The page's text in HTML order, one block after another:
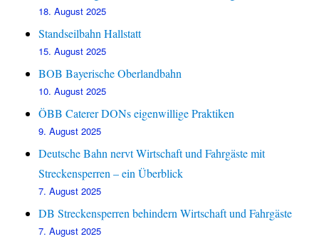
18. August 2025
Standseilbahn Hallstatt
15. August 2025
BOB Bayerische Oberlandbahn
10. August 2025
ÖBB Caterer DONs eigenwillige Praktiken
9. August 2025
Deutsche Bahn nervt Wirtschaft und Fahrgäste mit
Streckensperren – ein Überblick
7. August 2025
DB Streckensperren behindern Wirtschaft und Fahrgäste
7. August 2025